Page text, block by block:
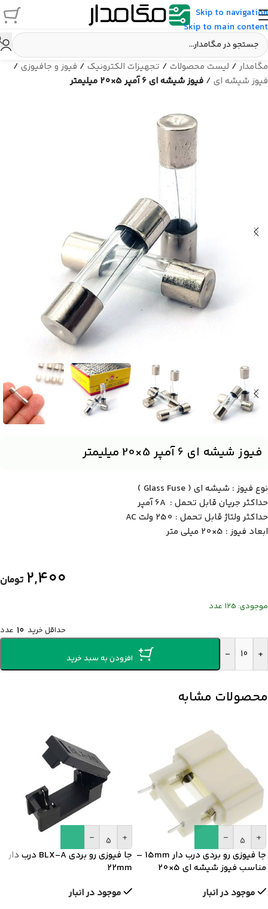
Skip to navigation
Skip to main content
مگامدار/ لیست محصولات / تجهیزات الکترونیک / فیوز و جافیوزی /
فیوز شیشه ای / فیوز شیشه ای 6 آمپر 5×20 میلیمتر
فیوز شیشه ای 6 آمپر 5×20 میلیمتر
نوع فیوز : شیشه ای ( Glass Fuse )
حداکثر جریان قابل تحمل : 6A آمپر
حداکثر ولتاژ قابل تحمل : 250 ولت AC
ابعاد فیوز : 5×20 میلی متر
۲,۴۰۰ تومان
موجودی: 125 عدد
حداقل خرید 10 عدد
- + افزودن به سبد خرید
محصولات مشابه
-
+
جا فیوزی رو بردی درب دار 15mm –
مناسب فیوز شیشه ای 5×20
موجود در انبار
-
+
جا فیوزی رو بردی BLX-A درب دار
22mm
موجود در انبار